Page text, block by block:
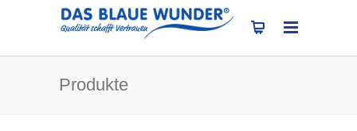
Produkte